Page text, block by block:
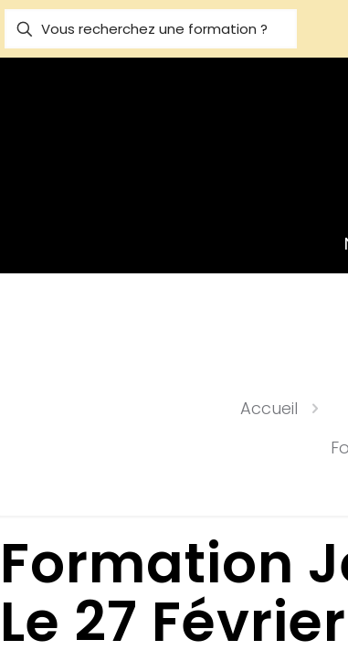
Accueil
Formation
Le 27